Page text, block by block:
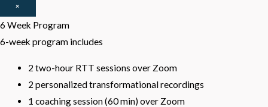
×
6 Week Program
6-week program includes
2 two-hour RTT sessions over Zoom
2 personalized transformational recordings
1 coaching session (60 min) over Zoom